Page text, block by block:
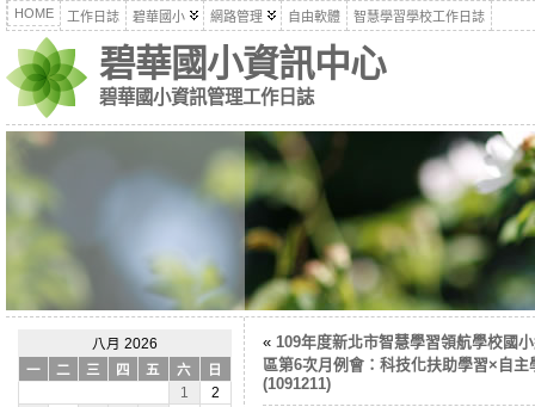
HOME 工作日誌 碧華國小 網路管理 自由軟體 智慧學習學校工作日誌
碧華國小資訊中心
碧華國小資訊管理工作日誌
八月 2026
一
二 三 四 五 六
日
1
2
« 109年度新北市智慧學習領航學校國
區第6次月例會：科技化扶助學習×自主
(1091211)